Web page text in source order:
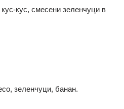
кус, смесени зеленчуци в
зеленчуци, банан.